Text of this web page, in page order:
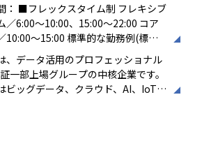
ミュニケーション能力など、幅広い経
プ・キャリアアップが可能な環境で
接やり取りをする立場であり、要件
れます。
： ■フレックスタイム制 フレキシブ
／6:00～10:00、15:00～22:00 コア
10:00～15:00 標準的な勤務例(標準
)／9:00～18:00
フレックス制（コアタイムあり）
働の有無： 有（月平均19時間）
： 60分
、データ活用のプロフェッショナル
一部上場グループの中核企業です。
ビッグデータ、クラウド、AI、IoTを
にスコープを拡張しています。
半は大手企業となっており、30年以